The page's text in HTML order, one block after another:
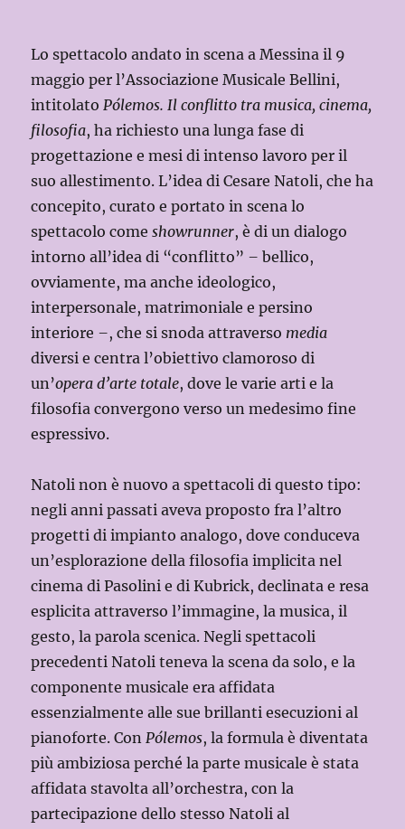
Lo spettacolo andato in scena a Messina il 9
maggio per l’Associazione Musicale Bellini,
intitolatoPólemos. Il conflitto tra musica, cinema,
filosofia, ha richiesto una lunga fase di
progettazione e mesi di intenso lavoro per il
suo allestimento. L’idea di Cesare Natoli, che ha
concepito, curato e portato in scena lo
spettacolo comeshowrunner, è di un dialogo
intorno all’idea di “conflitto” – bellico,
ovviamente, ma anche ideologico,
interpersonale, matrimoniale e persino
interiore –, che si snoda attraverso media
diversi e centra l’obiettivo clamoroso di
un’opera d’arte totale, dove le varie arti e la
filosofia convergono verso un medesimo fine
espressivo.
Natoli non è nuovo a spettacoli di questo tipo:
negli anni passati aveva proposto fra l’altro
progetti di impianto analogo, dove conduceva
un’esplorazione della filosofia implicita nel
cinema di Pasolini e di Kubrick, declinata e resa
esplicita attraverso l’immagine, la musica, il
gesto, la parola scenica. Negli spettacoli
precedenti Natoli teneva la scena da solo, e la
componente musicale era affidata
essenzialmente alle sue brillanti esecuzioni al
pianoforte. ConPólemos, la formula è diventata
più ambiziosa perché la parte musicale è stata
affidata stavolta all’orchestra, con la
partecipazione dello stesso Natoli al